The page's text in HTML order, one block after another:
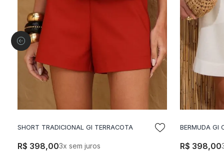
ADICIONAR A SACOLA
SHORT TRADICIONAL GI TERRACOTA
R$ 398,003x sem juros
BERMUDA GI
R$ 398,00